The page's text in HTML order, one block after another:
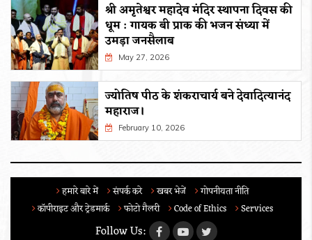
श्री अमृतेश्वर महादेव मंदिर स्थापना दिवस की
धूम : गायक बी प्राक की भजन संध्या में
उमड़ा जनसैलाब
May 27, 2026
ज्योतिष पीठ के शंकराचार्य बने देवादित्यानंद
महाराज।
February 10, 2026
हमारे बारे में संपर्क करे खबर भेजें
गोपनीयता नीति
कॉपीराइट और ट्रेडमार्क
फोटो गैलरी Code of Ethics Services
Follow Us: